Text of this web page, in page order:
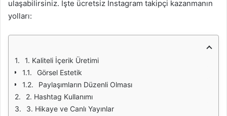
ulaşabilirsiniz. İşte ücretsiz Instagram takipçi kazanmanın
yolları:
1. Kaliteli İçerik Üretimi
Görsel Estetik
Paylaşımların Düzenli Olması
2. Hashtag Kullanımı
3. Hikaye ve Canlı Yayınlar